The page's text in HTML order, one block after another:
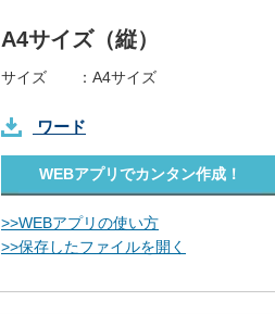
A4サイズ（縦）
サイズ ： A4サイズ
ワード
WEBアプリでカンタン作成！
>>WEBアプリの使い方
>>保存したファイルを開く